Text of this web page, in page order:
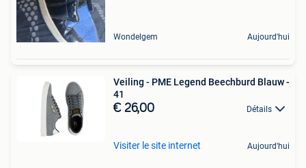
Wondelgem Aujourd'hui
Veiling - PME Legend Beechburd Blauw -
41
€ 26,00 Détails
Visiter le site internet Aujourd'hui